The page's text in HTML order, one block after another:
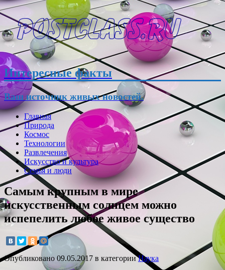
Интересные факты
Ваш источник живых новостей.
Главная
Природа
Космос
Технологии
Развлечения
Искусство и культура
Семья и люди
Самым крупным в мире
искусственным солнцем можно
испепелить любое живое существо
Опубликовано 09.05.2017 в категорииНаука